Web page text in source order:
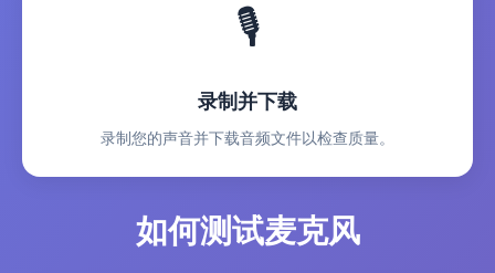
🎙️
录制并下载
录制您的声音并下载音频文件以检查质量。
如何测试麦克风